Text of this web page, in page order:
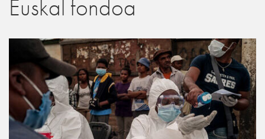
Euskal fondoa